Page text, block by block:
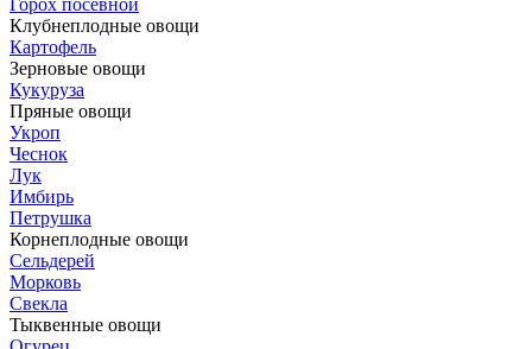
Клубнеплодные овощи
Картофель
Зерновые овощи
Кукуруза
Пряные овощи
Укроп
Чеснок
Лук
Имбирь
Петрушка
Корнеплодные овощи
Сельдерей
Морковь
Свекла
Тыквенные овощи